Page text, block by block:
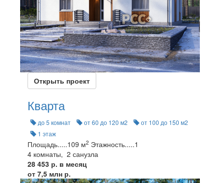
Открыть проект
Кварта
до 5 комнат от 60 до 120 м2
от 100 до 150 м2
1 этаж
Площадь.....109 м2 Этажность.....1
4 комнаты, 2 санузла
28 453 р. в месяц
от 7,5 млн р.